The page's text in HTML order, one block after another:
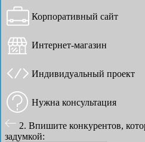
Корпоративный сайт
Интернет-магазин
Индивидуальный проект
Нужна консультация
2. Впишите конкурентов,
задумкой: